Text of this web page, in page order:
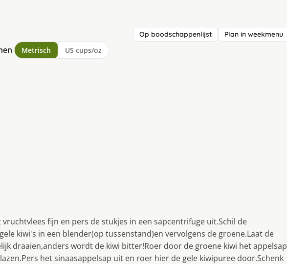
Op boodschappenlijst Plan in weekmenu
Metrisch US cups/oz
vruchtvlees fijn en pers de stukjes in een sapcentrifuge uit.Schil de
kiwi's in een blender(op tussenstand)en vervolgens de groene.Laat de
draaien,anders wordt de kiwi bitter!Roer door de groene kiwi het appelsap
het sinaasappelsap uit en roer hier de gele kiwipuree door.Schenk